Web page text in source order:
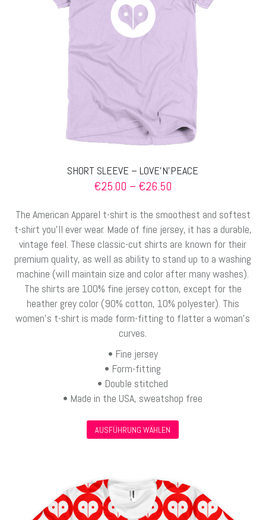
auf
Produktseite
werden
SHORT SLEEVE – LOVE’N’PEACE
€25.00 – €26.50Preisspanne:
bis
€26.50
The American Apparel t-shirt is the smoothest and softest
t-shirt you’ll ever wear. Made of fine jersey, it has a durable,
vintage feel. These classic-cut shirts are known for their
premium quality, as well as ability to stand up to a washing
machine (will maintain size and color after many washes).
The shirts are 100% fine jersey cotton, except for the
heather grey color (90% cotton, 10% polyester). This
women’s t-shirt is made form-fitting to flatter a woman’s
curves.
• Fine jersey
• Form-fitting
• Double stitched
• Made in the USA, sweatshop free
AUSFÜHRUNG WÄHLEN
Produkt
Varianten
auf.
Die